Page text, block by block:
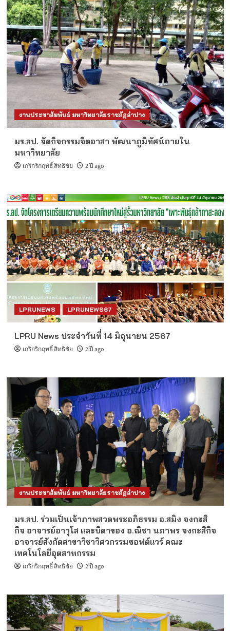
งานประชาสัมพันธ์ มหาวิทยาลัยราชภัฏลำปาง
มร.ลป. จัดกิจกรรมจิตอาสา พัฒนาภูมิทัศน์ภายใน
มหาวิทยาลัย
เกริกริกฤทธิ์ สิทธิชัย 2 ปี ago
LPRUNEWS LPRUNEWS67
LPRU News ประจำวันที่ 14 มิถุนายน 2567
เกริกริกฤทธิ์ สิทธิชัย 2 ปี ago
งานประชาสัมพันธ์ มหาวิทยาลัยราชภัฏลำปาง
มร.ลป. ร่วมเป็นเจ้าภาพสวดพระอภิธรรม อ.สมิง จงกะสิ
กิจ อาจารย์อาวุโส และบิดาของ อ.ณิชา นภาพร จงกะสิกิจ
อาจารย์สังกัดสาขาวิชาวิศวกรรมซอฟต์แวร์ คณะ
เทคโนโลยีอุตสาหกรรม
เกริกริกฤทธิ์ สิทธิชัย 2 ปี ago